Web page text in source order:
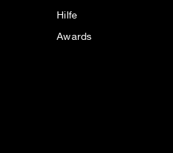
Hilfe
Awards